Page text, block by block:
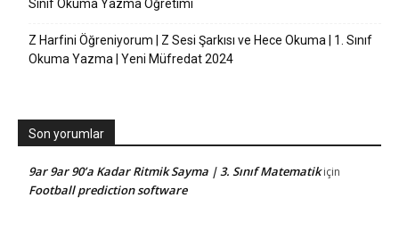
Sınıf Okuma Yazma Öğretimi
Z Harfini Öğreniyorum | Z Sesi Şarkısı ve Hece Okuma | 1. Sınıf
Okuma Yazma | Yeni Müfredat 2024
Son yorumlar
9ar 9ar 90’a Kadar Ritmik Sayma | 3. Sınıf Matematikiçin
Football prediction software